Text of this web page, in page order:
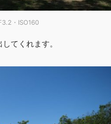
・ISO160
てくれます。